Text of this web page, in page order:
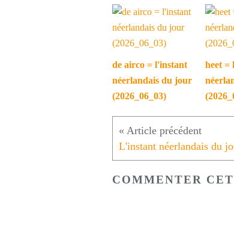
de airco = l'instant
néerlandais du jour
(2026_06_03)
heet =
COMMENTER